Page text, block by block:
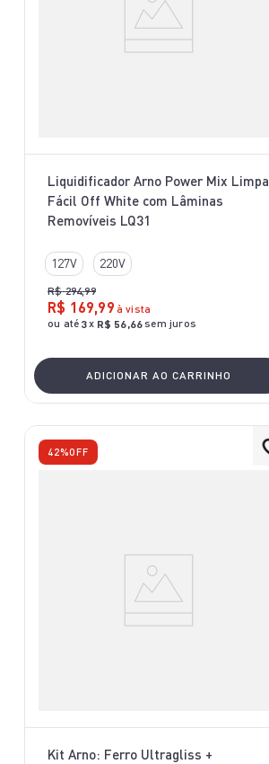
Liquidificador Arno Power Mix Limpa
Fácil Off White com Lâminas
Removíveis LQ31
127V 220V
R$ 294,99
R$ 169,99 à vista
ou até 3x R$ 56,66sem juros
ADICIONAR AO CARRINHO
42%OFF
Kit Arno: Ferro Ultragliss +